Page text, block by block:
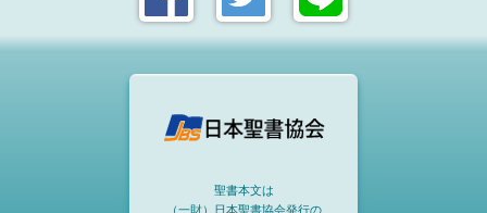
聖書本文は
（一財）日本聖書協会発行の